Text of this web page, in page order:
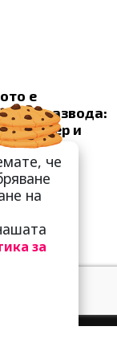
е
развода:
и
че
на
за